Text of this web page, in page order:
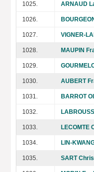
1025. ARNAUD
1026.
1027. VIGNER-
1028. MAUPIN
1029.
1030. AUBERT
1031. BARROT
1032.
1033. LECOMTE
1034. LIN-
1035. SART